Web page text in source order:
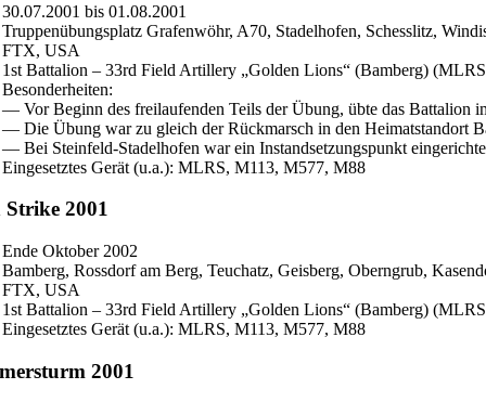
30.07.2001 bis 01.08.2001
Truppenübungsplatz Grafenwöhr, A70, Stadelhofen, Schesslitz,
FTX, USA
1st Battalion – 33rd Field Artillery „Golden Lions“ (Bamberg)
Besonderheiten:
— Vor Beginn des freilaufenden Teils der Übung, übte das Battalion
— Die Übung war zu gleich der Rückmarsch in den Heimatstandort
— Bei Steinfeld-Stadelhofen war ein Instandsetzungspunkt
Eingesetztes Gerät (u.a.): MLRS, M113, M577, M88
2001
Ende Oktober 2002
Bamberg, Rossdorf am Berg, Teuchatz, Geisberg, Oberngrub,
FTX, USA
1st Battalion – 33rd Field Artillery „Golden Lions“ (Bamberg)
Eingesetztes Gerät (u.a.): MLRS, M113, M577, M88
2001